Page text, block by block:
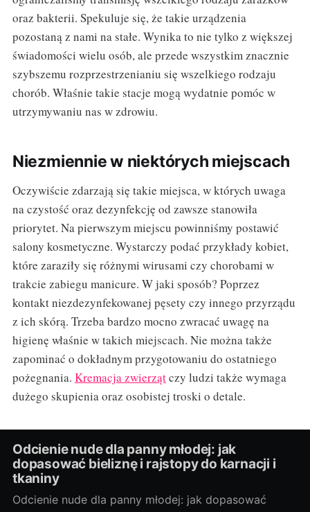
oraz bakterii. Spekuluje się, że takie urządzenia
pozostaną z nami na stałe. Wynika to nie tylko z większej
świadomości wielu osób, ale przede wszystkim znacznie
szybszemu rozprzestrzenianiu się wszelkiego rodzaju
chorób. Właśnie takie stacje mogą wydatnie pomóc w
utrzymywaniu nas w zdrowiu.
Niezmiennie w niektórych miejscach
Oczywiście zdarzają się takie miejsca, w których uwaga
na czystość oraz dezynfekcję od zawsze stanowiła
priorytet. Na pierwszym miejscu powinniśmy postawić
salony kosmetyczne. Wystarczy podać przykłady kobiet,
które zaraziły się różnymi wirusami czy chorobami w
trakcie zabiegu manicure. W jaki sposób? Poprzez
kontakt niezdezynfekowanej pęsety czy innego przyrządu
z ich skórą. Trzeba bardzo mocno zwracać uwagę na
higienę właśnie w takich miejscach. Nie można także
zapominać o dokładnym przygotowaniu do ostatniego
pożegnania. Kremacja zwierzątczy ludzi także wymaga
dużego skupienia oraz osobistej troski o detale.
Odcienie nude dla panny młodej: jak
dopasować bieliznę i rajstopy do karnacji i
tkaniny
Odcienie nude dla panny młodej: jak dopasować